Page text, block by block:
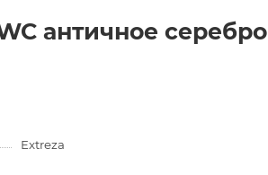
античное серебро
Extreza